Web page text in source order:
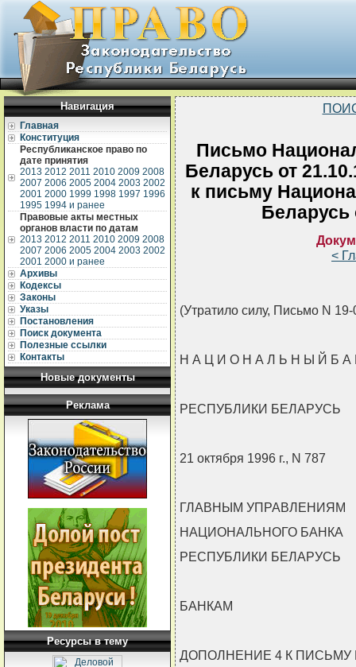
Навигация
Главная
Конституция
Республиканское право по
дате принятия
2013 2012 2011 2010 2009 2008
2007 2006 2005 2004 2003 2002
2001 2000 1999 1998 1997 1996
1995 1994 и ранее
Правовые акты местных
органов власти по датам
2013 2012 2011 2010 2009 2008
2007 2006 2005 2004 2003 2002
2001 2000 и ранее
Архивы
Кодексы
Законы
Указы
Постановления
Поиск документа
Полезные ссылки
Контакты
Новые документы
Реклама
Ресурсы в тему
Письмо
Беларусь от
к письму
Беларусь
<
(Утратило силу, Письмо N 19-
Н А Ц И О Н А Л Ь Н Ы Й Б А
РЕСПУБЛИКИ БЕЛАРУСЬ
21 октября 1996 г., N 787
ГЛАВНЫМ УПРАВЛЕНИЯМ
НАЦИОНАЛЬНОГО БАНКА
РЕСПУБЛИКИ БЕЛАРУСЬ
БАНКАМ
ДОПОЛНЕНИЕ 4 К